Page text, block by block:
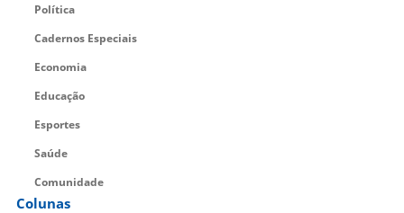
Política
Cadernos Especiais
Economia
Educação
Esportes
Saúde
Comunidade
Colunas